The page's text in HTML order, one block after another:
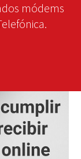
módems